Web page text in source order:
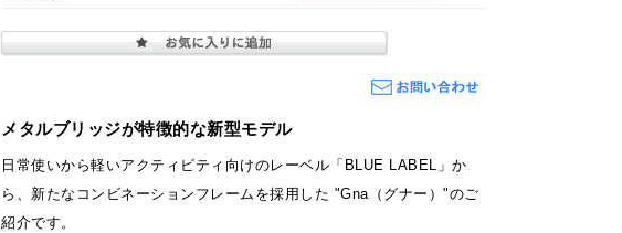
メタルブリッジが特徴的な新型モデル
日常使いから軽いアクティビティ向けのレーベル「BLUE LABEL」か
ら、新たなコンビネーションフレームを採用した "Gna（グナー）"のご
紹介です。